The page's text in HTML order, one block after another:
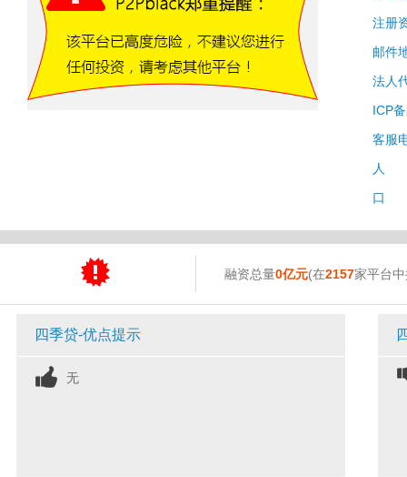
注册
邮件
法人
ICP
客服
人
口
融资总量0亿元(在2157家平台
四季贷-优点提示
无